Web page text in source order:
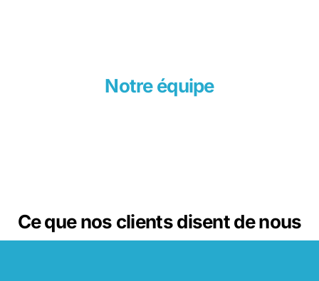
Notre équipe
Ce que nos clients disent de nous